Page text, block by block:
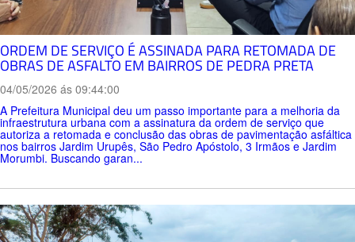
ORDEM DE SERVIÇO É ASSINADA PARA RETOMADA DE
OBRAS DE ASFALTO EM BAIRROS DE PEDRA PRETA
04/05/2026 ás 09:44:00
A Prefeitura Municipal deu um passo importante para a melhoria da
infraestrutura urbana com a assinatura da ordem de serviço que
autoriza a retomada e conclusão das obras de pavimentação asfáltica
nos bairros Jardim Urupês, São Pedro Apóstolo, 3 Irmãos e Jardim
Morumbi. Buscando garan...